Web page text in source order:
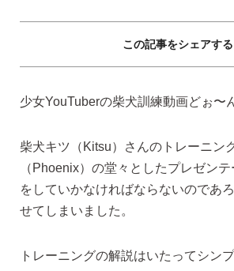
この記事をシェアする
少女YouTuberの柴犬訓練動画どぉ〜
柴犬キツ（Kitsu）さんのトレーニン
（Phoenix）の堂々としたプレゼン
をしていかなければならないのであ
せてしまいました。
トレーニングの解説はいたってシンプ